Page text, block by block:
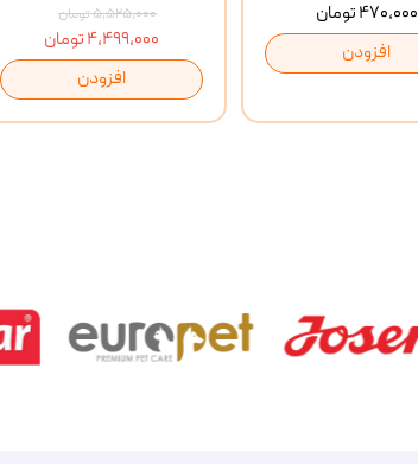
۵,۵۲۵,۰۰۰ تومان
۴,۴۹۹,۰۰۰ تومان
افزودن
۴۷۰,۰۰۰ تومان
افزودن